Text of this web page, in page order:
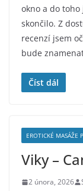
okno a do
skončilo. Z
recenzí jsem
bude
Číst dál
EROTICKÉ MASÁŽE
Viky –
2 února, 2026